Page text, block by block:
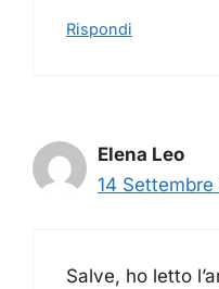
Rispondi
Elena Leo
14
Salve, ho letto